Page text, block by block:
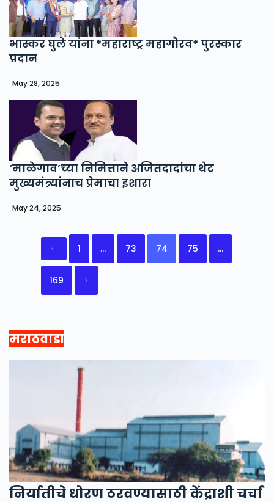
भास्कर घुले यांना *महाराष्ट्र महागौरव* पुरस्कार
प्रदान
May 28, 2025
‘माळेगाव’च्या निमित्ताने अजितदादांचा थेट
मुख्यमंत्र्यांनाच प्रेमाचा इशारा
May 24, 2025
1 … 73 74 75 …
169
मराठवाडा
निर्यातीचे धोरण ठरवण्यासाठी केंद्राशी चर्चा